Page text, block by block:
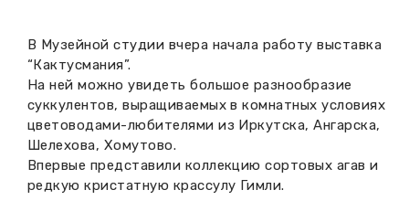
Проекты и программы
Научные издания
КПЦ им. свт. Иннокентия (Вениаминова)
Передвижные выставки
Отчетность
В Музейной студии вчера начала работу выставка
“Кактусмания”.
На ней можно увидеть большое разнообразие
суккулентов, выращиваемых в комнатных условиях
цветоводами-любителями из Иркутска, Ангарска,
Шелехова, Хомутово.
Впервые представили коллекцию сортовых агав и
редкую кристатную крассулу Гимли.